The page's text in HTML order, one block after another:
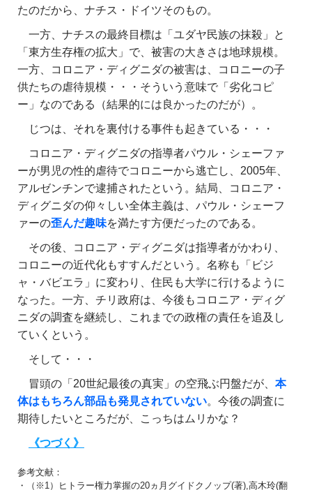
たのだから、ナチス・ドイツそのもの。
一方、ナチスの最終目標は「ユダヤ民族の抹殺」と
「東方生存権の拡大」で、被害の大きさは地球規模。
一方、コロニア・ディグニダの被害は、コロニーの子
供たちの虐待規模・・・そういう意味で「劣化コピ
ー」なのである（結果的には良かったのだが）。
じつは、それを裏付ける事件も起きている・・・
コロニア・ディグニダの指導者パウル・シェーファ
ーが男児の性的虐待でコロニーから逃亡し、2005年、
アルゼンチンで逮捕されたという。結局、コロニア・
ディグニダの仰々しい全体主義は、パウル・シェーフ
ァーの歪んだ趣味を満たす方便だったのである。
その後、コロニア・ディグニダは指導者がかわり、
コロニーの近代化もすすんだという。名称も「ビジ
ャ・バビエラ」に変わり、住民も大学に行けるように
なった。一方、チリ政府は、今後もコロニア・ディグ
ニダの調査を継続し、これまでの政権の責任を追及し
ていくという。
そして・・・
冒頭の「20世紀最後の真実」の空飛ぶ円盤だが、 本
体はもちろん部品も発見されていない。今後の調査に
期待したいところだが、こっちはムリかな？
《つづく》
参考文献：
・（※1）ヒトラー権力掌握の20ヵ月グイドクノップ(著),高木玲(翻